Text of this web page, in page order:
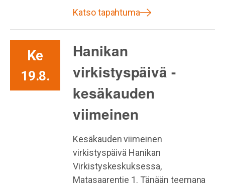
Katso tapahtuma
Ke
19.8.
Hanikan
virkistyspäivä -
kesäkauden
viimeinen
Kesäkauden viimeinen
virkistyspäivä Hanikan
Virkistyskeskuksessa,
Matasaarentie 1. Tänään teemana